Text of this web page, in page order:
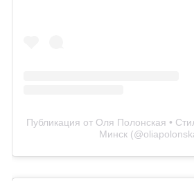
Публикация от Оля Полонская •
Минск